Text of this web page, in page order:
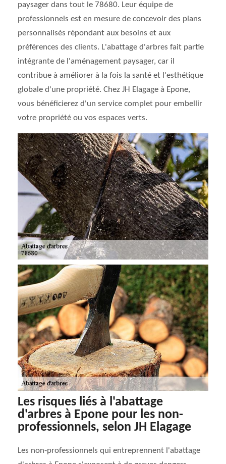
paysager dans tout le 78680. Leur équipe de
professionnels est en mesure de concevoir des plans
personnalisés répondant aux besoins et aux
préférences des clients. L'abattage d'arbres fait partie
intégrante de l'aménagement paysager, car il
contribue à améliorer à la fois la santé et l'esthétique
globale d'une propriété. Chez JH Elagage à Epone,
vous bénéficierez d'un service complet pour embellir
votre propriété ou vos espaces verts.
Les risques liés à l'abattage
d'arbres à Epone pour les non-
professionnels, selon JH Elagage
Les non-professionnels qui entreprennent l'abattage